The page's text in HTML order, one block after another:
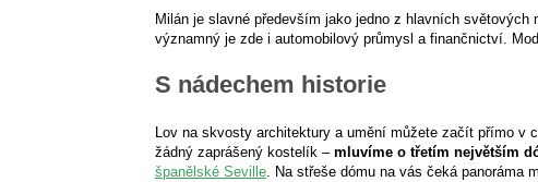
Milán je slavné především jako jedno z hlavních
významný je zde i automobilový průmysl a finančnictví.
S nádechem historie
Lov na skvosty architektury a umění můžete začít přímo v
žádný zaprášený kostelík – mluvíme o třetím největším
španělské Seville. Na střeše dómu na vás čeká panoráma